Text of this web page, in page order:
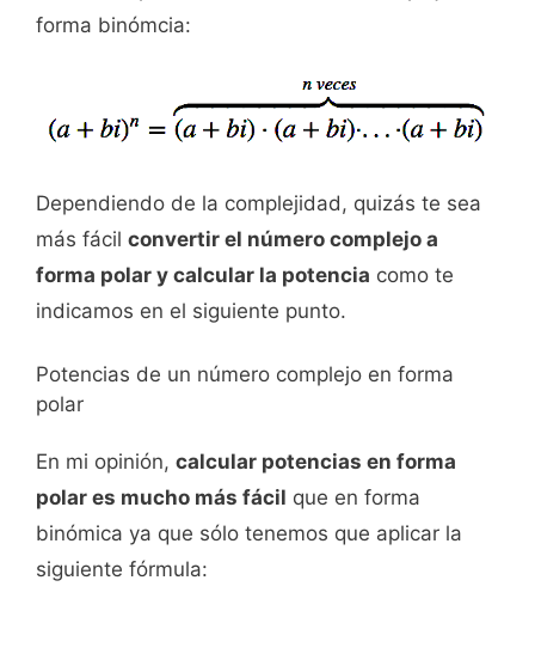
forma binómcia:
Dependiendo de la complejidad, quizás te sea
más fácil convertir el número complejo a
forma polar y calcular la potencia como te
indicamos en el siguiente punto.
Potencias de un número complejo en forma
polar
En mi opinión, calcular potencias en forma
polar es mucho más fácil que en forma
binómica ya que sólo tenemos que aplicar la
siguiente fórmula: